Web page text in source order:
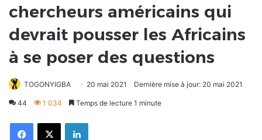
chercheurs américains qui
devrait pousser les Africains
à se poser des questions
TOGONYIGBA 20 mai 2021 Dernière mise à jour: 20 mai 2021
44 1 034 Temps de lecture 1 minute
FacebookX Linkedin